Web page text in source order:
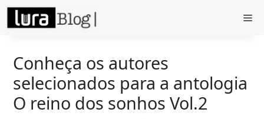
Pular
para
Conheça os autores
selecionados para a antologia
O reino dos sonhos Vol.2